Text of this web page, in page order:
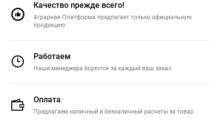
Качество прежде всего!
Аграрная Платформа предлагает только официальную
продукцию
Работаем
Наши менеджера борются за каждый ваш заказ
Оплата
Предлагаем наличный и безналичный расчеты за товар